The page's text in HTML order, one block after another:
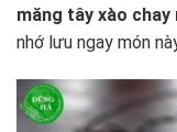
măng tây xào chay
nhớ lưu ngay món